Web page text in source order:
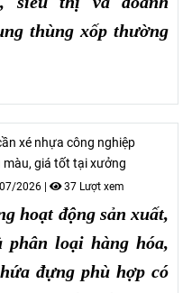
thùng xốp thường
xé nhựa công nghiệp
màu, giá tốt tại xưởng
2026 | 37 Lượt xem
hoạt động sản xuất,
phân loại hàng hóa,
đựng phù hợp có